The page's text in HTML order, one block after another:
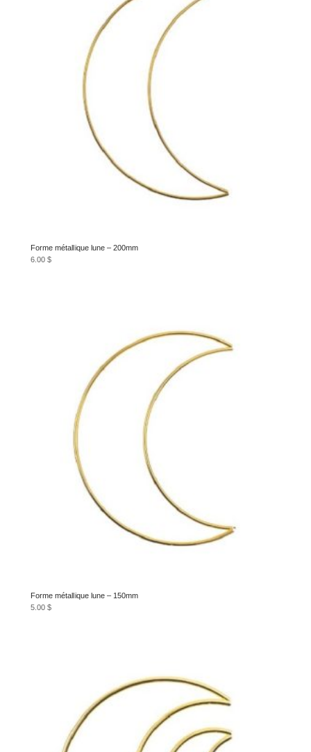
Forme métallique lune – 200mm
6.00$
Forme métallique lune – 150mm
5.00$